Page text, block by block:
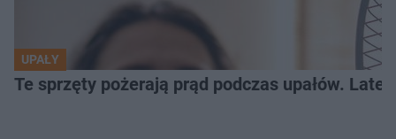
UPAŁY
Te sprzęty pożerają prąd podczas upałów.